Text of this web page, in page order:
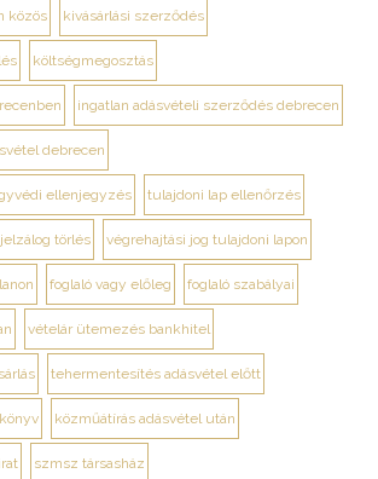
közös kivásárlási szerződés
költségmegosztás
ingatlan adásvételi szerződés debrecen
debrecen
ellenjegyzés tulajdoni lap ellenőrzés
jelzálog törlés végrehajtási jog tulajdoni lapon
foglaló vagy előleg foglaló szabályai
vételár ütemezés bankhitel
tehermentesítés adásvétel előtt
közműátírás adásvétel után
szmsz társasház